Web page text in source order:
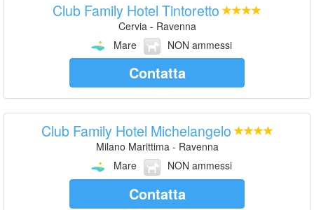
Club Family Hotel Tintoretto
Cervia - Ravenna
Mare
NON ammessi
Contatta
Club Family Hotel Michelangelo
Milano Marittima - Ravenna
Mare
NON ammessi
Contatta